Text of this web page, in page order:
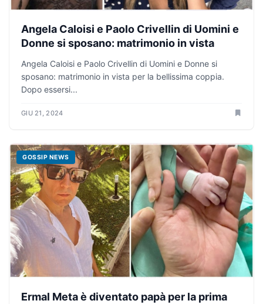
Angela Caloisi e Paolo Crivellin di Uomini e
Donne si sposano: matrimonio in vista
Angela Caloisi e Paolo Crivellin di Uomini e Donne si
sposano: matrimonio in vista per la bellissima coppia.
Dopo essersi...
GIU 21, 2024
GOSSIP NEWS
Ermal Meta è diventato papà per la prima